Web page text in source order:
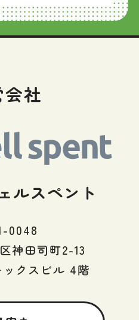
社
ルスペント
0048
神田司町2-13
クスビル 4階